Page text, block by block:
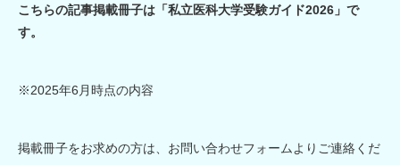
こちらの記事掲載冊子は「私立医科大学受験ガイド2026」で
す。
※2025年6月時点の内容
掲載冊子をお求めの方は、お問い合わせフォームよりご連絡くだ